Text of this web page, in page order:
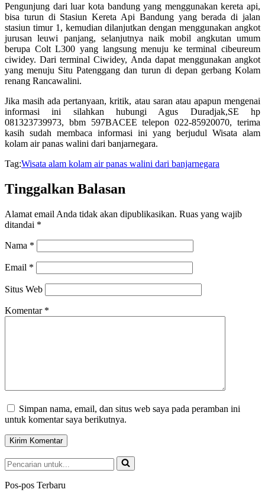
Pengunjung dari luar kota bandung yang menggunakan kereta api,
bisa turun di Stasiun Kereta Api Bandung yang berada di jalan
stasiun timur 1, kemudian dilanjutkan dengan menggunakan angkot
jurusan leuwi panjang, selanjutnya naik mobil angkutan umum
berupa Colt L300 yang langsung menuju ke terminal cibeureum
ciwidey. Dari terminal Ciwidey, Anda dapat menggunakan angkot
yang menuju Situ Patenggang dan turun di depan gerbang Kolam
renang Rancawalini.
Jika masih ada pertanyaan, kritik, atau saran atau apapun mengenai
informasi ini silahkan hubungi Agus Duradjak,SE hp
081323739973, bbm 597BACEE telepon 022-85920070, terima
kasih sudah membaca informasi ini yang berjudul Wisata alam
kolam air panas walini dari banjarnegara.
Tag:Wisata alam kolam air panas walini dari banjarnegara
Tinggalkan Balasan
Alamat email Anda tidak akan dipublikasikan. Ruas yang wajib
ditandai *
Nama *
Email *
Situs Web
Komentar *
Simpan nama, email, dan situs web saya pada peramban ini
untuk komentar saya berikutnya.
Pencarian
untuk...
Pos-pos Terbaru